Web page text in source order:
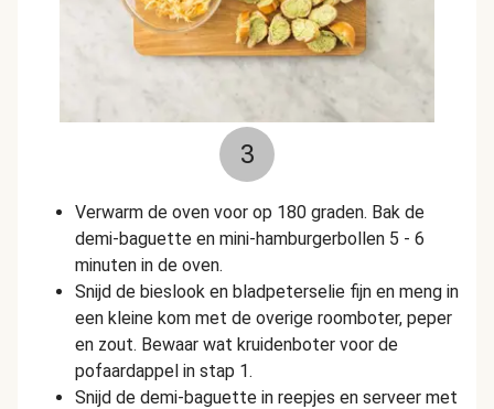
3
Verwarm de oven voor op 180 graden. Bak de
demi-baguette en mini-hamburgerbollen 5 - 6
minuten in de oven.
Snijd de bieslook en bladpeterselie fijn en meng in
een kleine kom met de overige roomboter, peper
en zout. Bewaar wat kruidenboter voor de
pofaardappel in stap 1.
Snijd de demi-baguette in reepjes en serveer met